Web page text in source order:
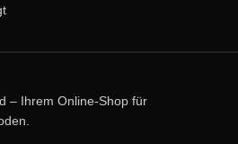
– Ihrem Online-Shop für